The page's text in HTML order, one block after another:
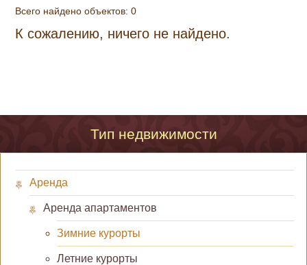
Всего найдено объектов: 0
К сожалению, ничего не найдено.
Тип недвижимости
Аренда
Аренда апартаментов
Зимние курорты
Летние курорты